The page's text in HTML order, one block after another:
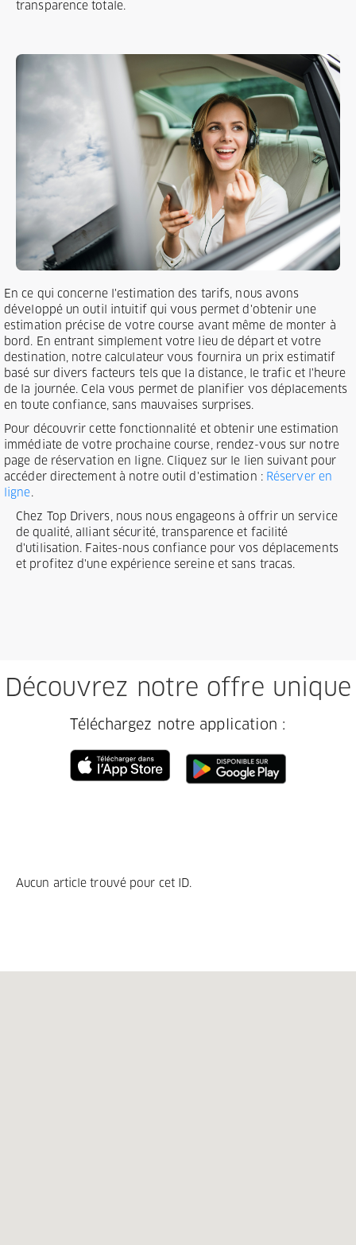
transparence totale.
En ce qui concerne l'estimation des tarifs, nous avons
développé un outil intuitif qui vous permet d'obtenir une
estimation précise de votre course avant même de monter à
bord. En entrant simplement votre lieu de départ et votre
destination, notre calculateur vous fournira un prix estimatif
basé sur divers facteurs tels que la distance, le trafic et l'heure
de la journée. Cela vous permet de planifier vos déplacements
en toute confiance, sans mauvaises surprises.
Pour découvrir cette fonctionnalité et obtenir une estimation
immédiate de votre prochaine course, rendez-vous sur notre
page de réservation en ligne. Cliquez sur le lien suivant pour
accéder directement à notre outil d'estimation : Réserver en
ligne.
Chez Top Drivers, nous nous engageons à offrir un service
de qualité, alliant sécurité, transparence et facilité
d'utilisation. Faites-nous confiance pour vos déplacements
et profitez d'une expérience sereine et sans tracas.
Découvrez notre offre unique
Téléchargez notre application :
Aucun article trouvé pour cet ID.